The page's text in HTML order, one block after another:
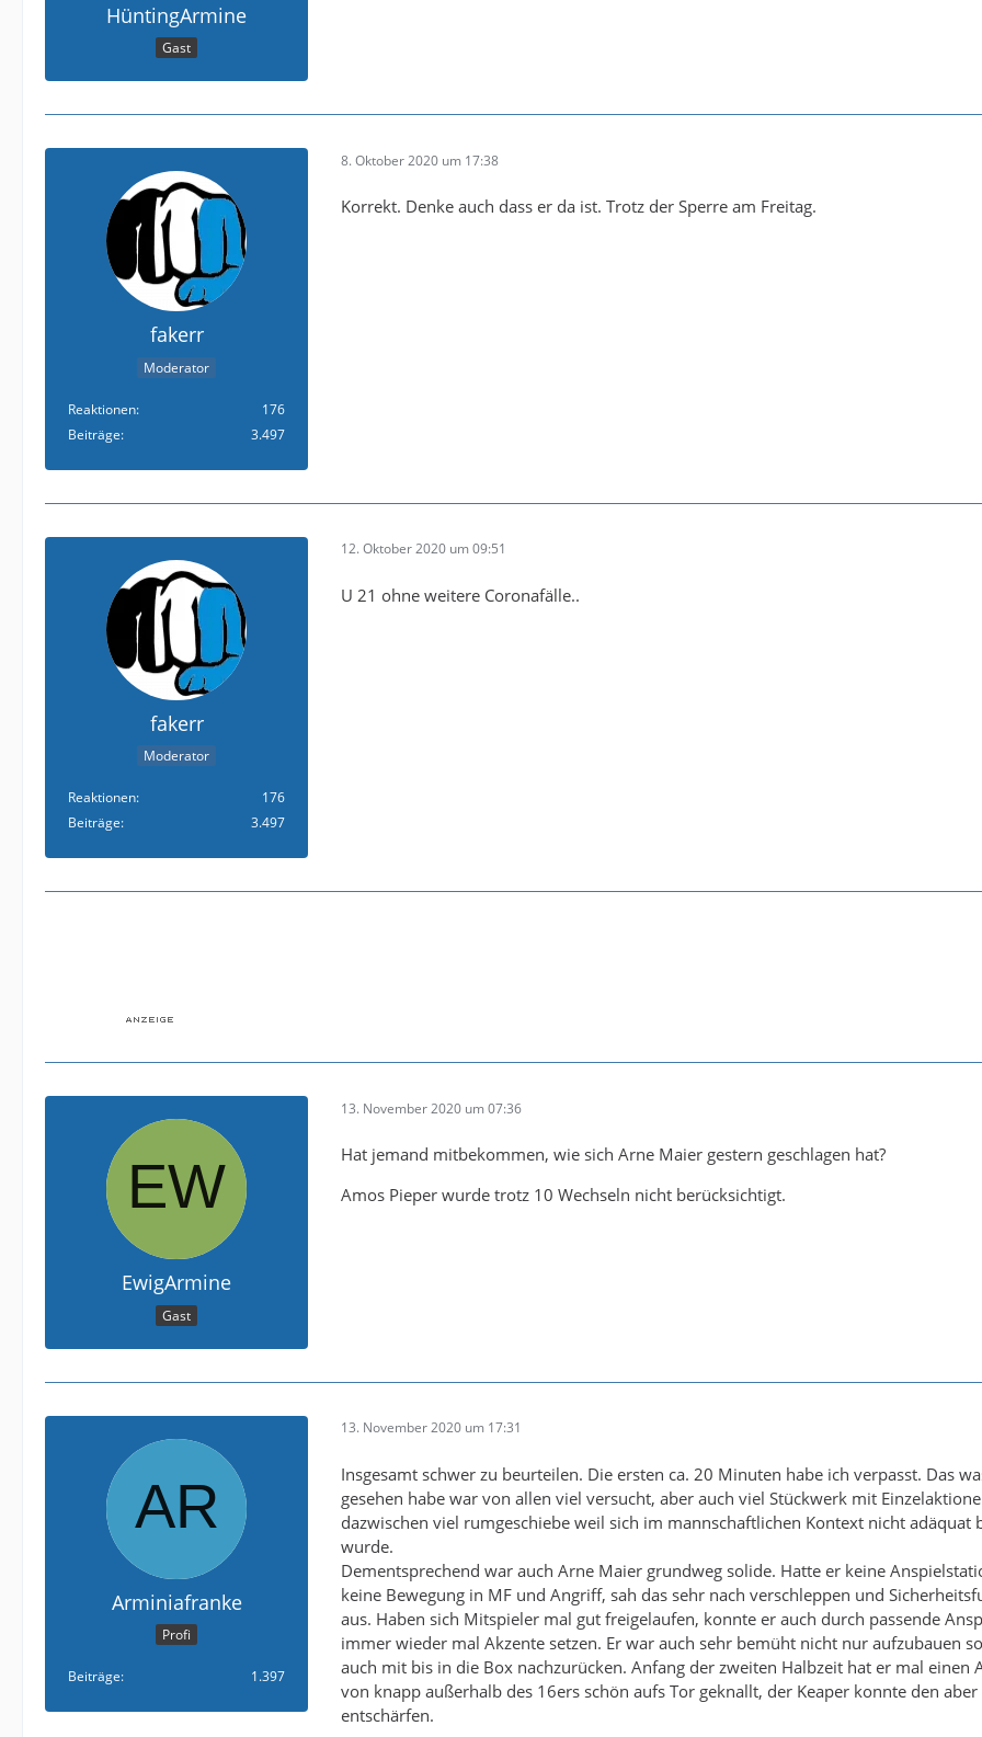
HüntingArmine
Gast
fakerr
Moderator
Reaktionen
176
Beiträge
3.497
8. Oktober 2020 um 17:38
Korrekt. Denke auch dass er da ist. Trotz der Sperre am Freitag.
fakerr
Moderator
Reaktionen
176
Beiträge
3.497
12. Oktober 2020 um 09:51
U 21 ohne weitere Coronafälle..
EwigArmine
Gast
13. November 2020 um 07:36
Hat jemand mitbekommen, wie sich Arne Maier gestern geschlagen hat?
Amos Pieper wurde trotz 10 Wechseln nicht berücksichtigt.
Arminiafranke
Profi
Beiträge 1.397
13. November 2020 um 17:31
Insgesamt schwer zu beurteilen. Die ersten ca. 20 Minuten habe ich verpasst. Das
gesehen habe war von allen viel versucht, aber auch viel Stückwerk mit
dazwischen viel rumgeschiebe weil sich im mannschaftlichen Kontext nicht adäquat
wurde.
Dementsprechend war auch Arne Maier grundweg solide. Hatte er keine
keine Bewegung in MF und Angriff, sah das sehr nach verschleppen und
aus. Haben sich Mitspieler mal gut freigelaufen, konnte er auch durch passende
immer wieder mal Akzente setzen. Er war auch sehr bemüht nicht nur aufzubauen
auch mit bis in die Box nachzurücken. Anfang der zweiten Halbzeit hat er mal einen
von knapp außerhalb des 16ers schön aufs Tor geknallt, der Keaper konnte den
entschärfen.